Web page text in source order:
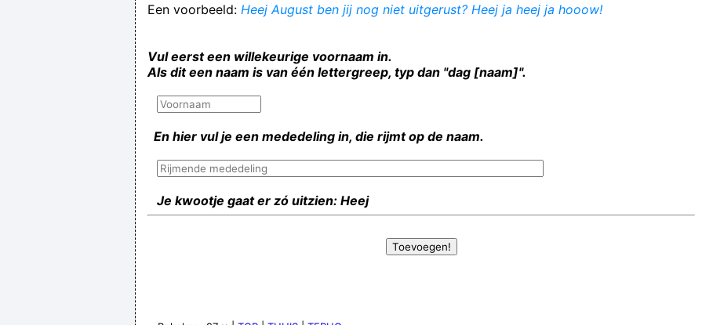
Een voorbeeld: Heej August ben jij nog niet uitgerust? Heej ja heej ja hooow!
Vul eerst een willekeurige voornaam in.
Als dit een naam is van één lettergreep, typ dan "dag [naam]".
En hier vul je een mededeling in, die rijmt op de naam.
Je kwootje gaat er zó uitzien: Heej